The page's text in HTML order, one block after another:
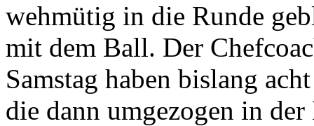
wehmütig in die Runde
mit dem Ball. Der
Samstag haben bislang
die dann umgezogen in